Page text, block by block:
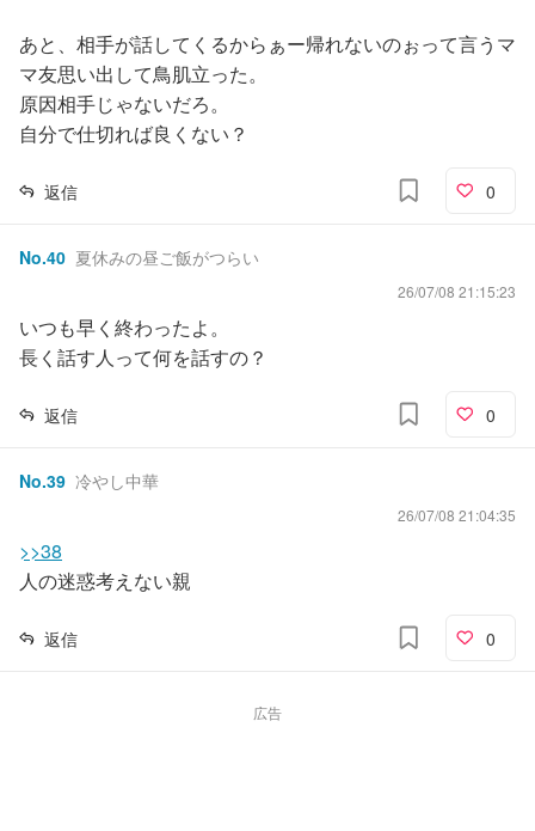
あと、相手が話してくるからぁー帰れないのぉって言うマ
マ友思い出して鳥肌立った。
原因相手じゃないだろ。
自分で仕切れば良くない？
返信 0
No.40 夏休みの昼ご飯がつらい
26/07/08 21:15:23
いつも早く終わったよ。
長く話す人って何を話すの？
返信 0
No.39 冷やし中華
26/07/08 21:04:35
>>38
人の迷惑考えない親
返信 0
広告